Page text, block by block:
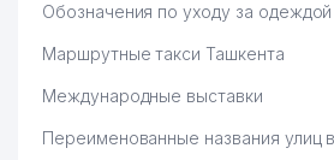
Обозначения по уходу за одеждой
Маршрутные такси Ташкента
Международные выставки
Переименованные названия улиц